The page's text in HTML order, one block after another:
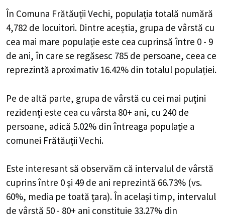
În Comuna Frătăuții Vechi, populația totală numără
4,782 de locuitori. Dintre aceștia, grupa de vârstă cu
cea mai mare populație este cea cuprinsă între 0 - 9
de ani, în care se regăsesc 785 de persoane, ceea ce
reprezintă aproximativ 16.42% din totalul populației.
Pe de altă parte, grupa de vârstă cu cei mai puțini
rezidenți este cea cu vârsta 80+ ani, cu 240 de
persoane, adică 5.02% din întreaga populație a
comunei Frătăuții Vechi.
Este interesant să observăm că intervalul de vârstă
cuprins între 0 și 49 de ani reprezintă 66.73% (vs.
60%, media pe toată țara). În același timp, intervalul
de vârstă 50 - 80+ ani constituie 33.27% din